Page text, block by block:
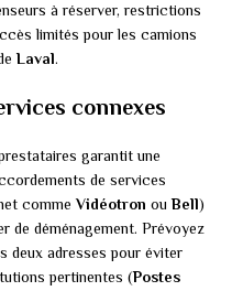
à réserver, restrictions
limités pour les camions
Laval.
connexes
garantit une
de services
commeVidéotron ouBell)
de déménagement. Prévoyez
deux adresses pour éviter
pertinentes (Postes